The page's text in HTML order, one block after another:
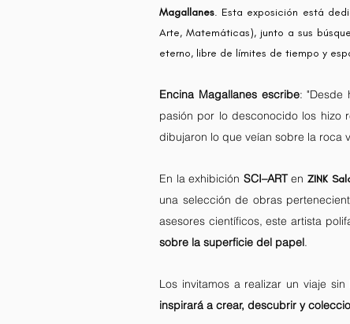
Magallanes. Esta exposición está
Arte, Matemáticas), junto a sus
eterno, libre de límites de tiempo y
Encina Magallanes escribe: "Desde
pasión por lo desconocido los hizo
dibujaron lo que veían sobre la roca
En la exhibición SCI–ARTen ZINK
una selección de obras
asesores científicos, este artista
sobre la superficie del papel.
Los invitamos a realizar un viaje
inspirará a crear, descubrir y